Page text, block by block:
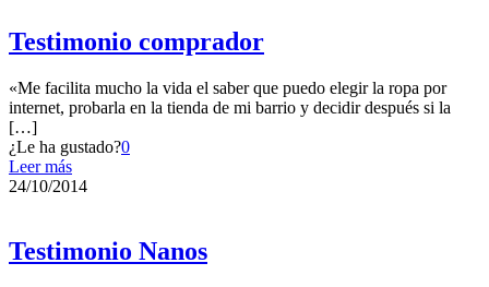
Testimonio comprador
«Me facilita mucho la vida el saber que puedo elegir la ropa por
internet, probarla en la tienda de mi barrio y decidir después si la
[…]
¿Le ha gustado?0
Leer más
24/10/2014
Testimonio Nanos